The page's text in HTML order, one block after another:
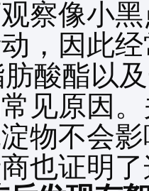
察像小
，因此
酸酯以
见原因
物不会
也证明